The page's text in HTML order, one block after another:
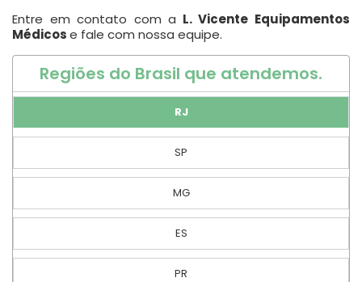
Entre em contato com a L. Vicente Equipamentos
Médicose fale com nossa equipe.
Regiões do Brasil que atendemos.
RJ
SP
MG
ES
PR